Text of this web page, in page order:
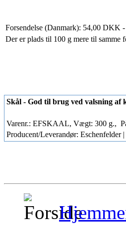
Forsendelse (Danmark): 54,00 DKK
Der er plads til 100 g mere til samme
Skål - God til brug ved valsning af
Varenr.: EFSKAAL, Vægt: 300 g.,
Producent/Leverandør: Eschenfelder